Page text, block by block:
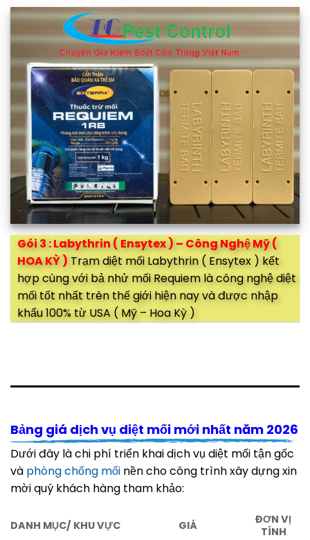
Gói 3 : Labythrin ( Ensytex ) – Công Nghệ Mỹ (
HOA KỲ ) Trạm diệt mối Labythrin ( Ensytex ) kết
hợp cùng với bả nhử mối Requiem là công nghệ diệt
mối tốt nhất trên thế giới hiện nay và được nhập
khẩu 100% từ USA ( Mỹ – Hoa Kỳ )
Bảng giá dịch vụ diệt mối mới nhất năm 2026
Dưới đây là chi phí triển khai dịch vụ diệt mối tận gốc
và phòng chống mối nền cho công trình xây dựng xin
mời quý khách hàng tham khảo:
DANH MỤC/ KHU VỰC GIÁ
ĐƠN VỊ
TÍNH